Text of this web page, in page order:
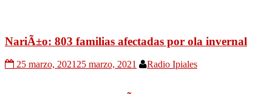
NariÃ±o: 803 familias afectadas por ola invernal
25 marzo, 2021 25 marzo, 2021 Radio Ipiales